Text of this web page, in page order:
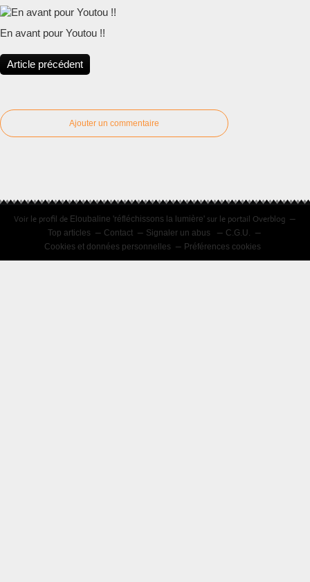
En avant pour Youtou !!
Article précédent
Ajouter un commentaire
Voir le profil de Eloubaline 'réfléchissons la lumière' sur le portail Overblog
Top articles Contact Signaler un abus
C.G.U.
Cookies et données personnelles
Préférences cookies